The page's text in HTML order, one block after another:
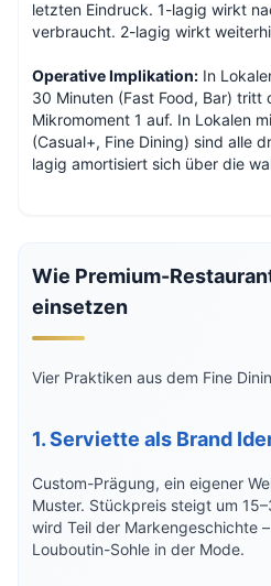
letzten Eindruck. 1-lagig wirkt
verbraucht. 2-lagig wirkt
Operative Implikation: In
30 Minuten (Fast Food, Bar) tritt
Mikromoment 1 auf. In Lokalen
(Casual+, Fine Dining) sind alle
lagig amortisiert sich über die
Wie Premium-
einsetzen
Vier Praktiken aus dem Fine
1. Serviette als Brand
Custom-Prägung, ein eigener
Muster. Stückpreis steigt um
wird Teil der Markengeschichte
Louboutin-Sohle in der Mode.